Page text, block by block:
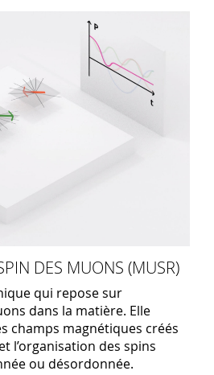
DES MUONS (MUSR)
qui repose sur
dans la matière. Elle
champs magnétiques créés
l’organisation des spins
ou désordonnée.